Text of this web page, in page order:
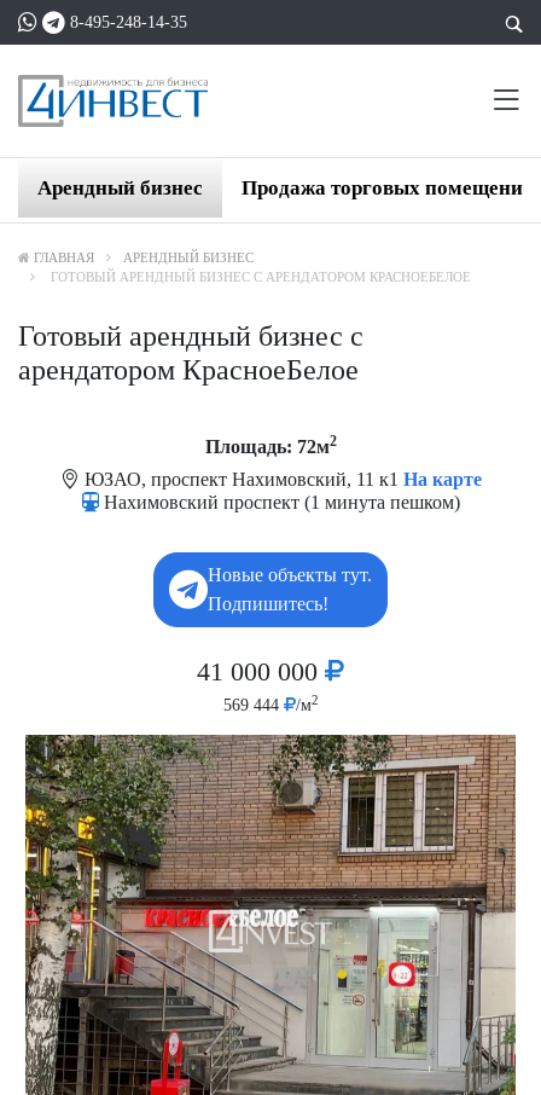
8-495-248-14-35
Арендный бизнес Продажа торговых помещений
ГЛАВНАЯ
АРЕНДНЫЙ БИЗНЕС
ГОТОВЫЙ АРЕНДНЫЙ БИЗНЕС С АРЕНДАТОРОМ КРАСНОЕБЕЛОЕ
Готовый арендный бизнес с
арендатором КрасноеБелое
Площадь: 72м2
ЮЗАО, проспект Нахимовский, 11 к1 На карте
Нахимовский проспект (1 минута пешком)
Новые объекты тут.
Подпишитесь!
41 000 000
569 444 /м2